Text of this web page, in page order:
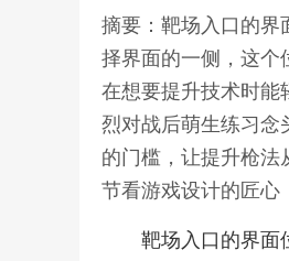
摘要：靶场入口的界
择界面的一侧，这个
在想要提升技术时能
烈对战后萌生练习念
的门槛，让提升枪法
节看游戏设计的匠心
靶场入口的界面